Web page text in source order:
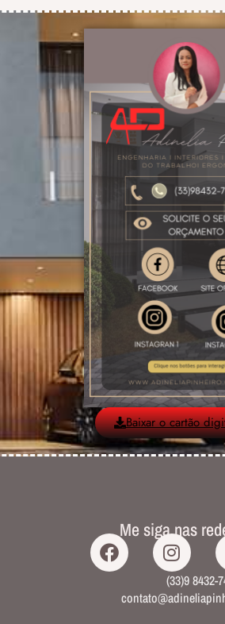
Baixar o cartão
Me siga nas
(33)9 8432-